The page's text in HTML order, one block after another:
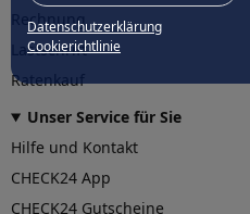
Datenschutzerklärung
Cookierichtlinie
Rechnung
Lastschrift
Ratenkauf
Unser Service für Sie
Hilfe und Kontakt
CHECK24 App
CHECK24 Gutscheine